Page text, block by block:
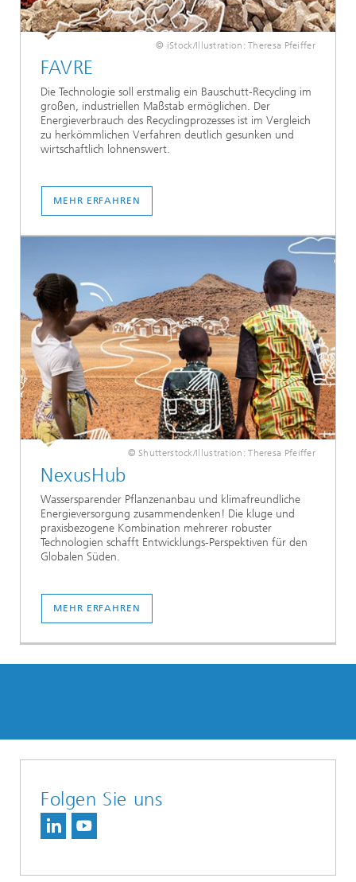
© iStock/Illustration: Theresa Pfeiffer
FAVRE
Die Technologie soll erstmalig ein Bauschutt-Recycling im
großen, industriellen Maßstab ermöglichen. Der
Energieverbrauch des Recyclingprozesses ist im Vergleich
zu herkömmlichen Verfahren deutlich gesunken und
wirtschaftlich lohnenswert.
MEHR ERFAHREN
© Shutterstock/Illustration: Theresa Pfeiffer
NexusHub
Wassersparender Pflanzenanbau und klimafreundliche
Energieversorgung zusammendenken! Die kluge und
praxisbezogene Kombination mehrerer robuster
Technologien schafft Entwicklungs-Perspektiven für den
Globalen Süden.
MEHR ERFAHREN
Folgen Sie uns